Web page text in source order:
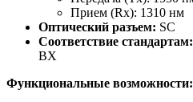
Прием (Rx): 1310 нм
Оптический разъем: SC
Соответствие стандартам:
BX
Функциональные возможности: